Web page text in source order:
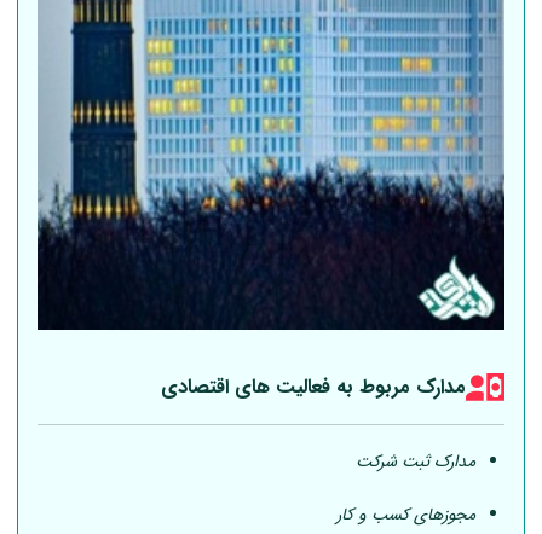
مدارک مربوط به فعالیت های اقتصادی
مدارک ثبت شرکت
مجوزهای کسب و کار